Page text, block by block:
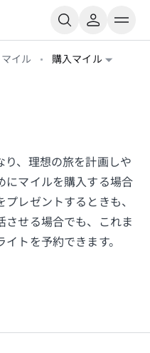
マイル 購入マイル
り、理想の旅を計画しや
にマイルを購入する場合
レゼントするときも、
させる場合でも、これま
トを予約できます。